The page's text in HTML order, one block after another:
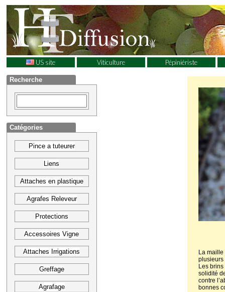
US site Viticulture Pépiniériste
Recherche
Catégories
Pince a tuteurer
Liens
Attaches en plastique
Agrafes Releveur
Protections
Accessoires Vigne
Attaches Irrigations
Greffage
Agrafage
La
plusieurs
Les
solidité
contre
bonnes